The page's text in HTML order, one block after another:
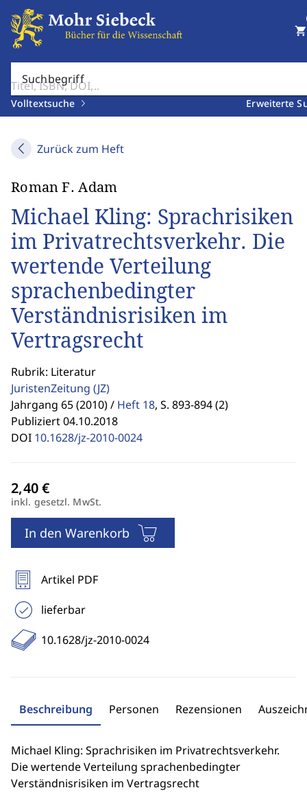
Suchbegriff
Volltextsuche Erweiterte
shopping_cart
Zurück zum Heft
Roman F. Adam
Michael Kling: Sprachrisiken
im Privatrechtsverkehr. Die
wertende Verteilung
sprachenbedingter
Verständnisrisiken im
Vertragsrecht
Rubrik: Literatur
JuristenZeitung (JZ)
Jahrgang 65 (2010) / Heft 18, S. 893-894 (2)
Publiziert 04.10.2018
DOI 10.1628/jz-2010-0024
inkl. gesetzl. MwSt.
In den Warenkorb
Artikel PDF
lieferbar
10.1628/jz-2010-0024
Beschreibung Personen Rezensionen
Michael Kling: Sprachrisiken im Privatrechtsverkehr.
Die wertende Verteilung sprachenbedingter
Verständnisrisiken im Vertragsrecht